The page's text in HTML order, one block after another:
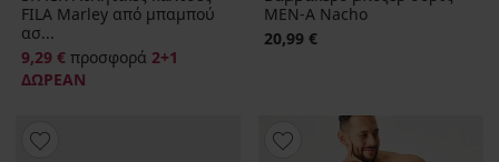
FILA Marley από μπαμπού
ασ...
9,29 € προσφορά 2+1
ΔΩΡΕΑΝ
MEN-A Nacho
20,99 €